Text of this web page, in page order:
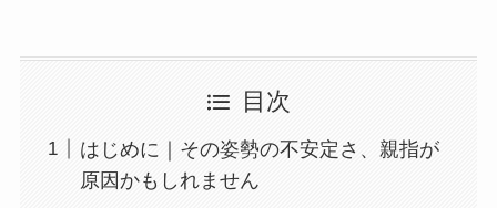
目次
はじめに｜その姿勢の不安定さ、親指が
原因かもしれません